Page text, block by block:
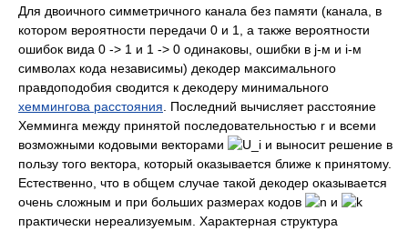
Для двоичного симметричного канала без памяти (канала, в
котором вероятности передачи 0 и 1, а также вероятности
ошибок вида 0 -> 1 и 1 -> 0 одинаковы, ошибки в j-м и i-м
символах кода независимы) декодер максимального
правдоподобия сводится к декодеру минимального
хеммингова расстояния . Последний вычисляет расстояние
Хемминга между принятой последовательностью r и всеми
возможными кодовыми векторами
и выносит решение в
пользу того вектора, который оказывается ближе к принятому.
Естественно, что в общем случае такой декодер оказывается
очень сложным и при больших размерах кодов
и
практически нереализуемым. Характерная структура